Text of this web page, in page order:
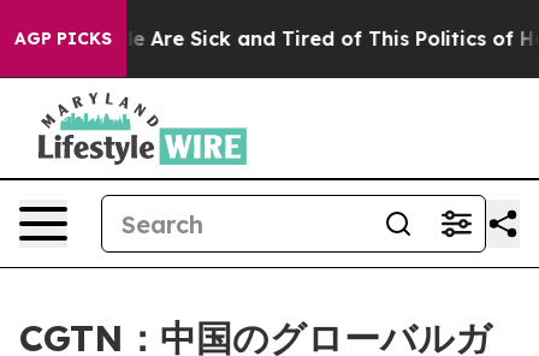
AGP PICKS
“People Are Sick and Tired of This Politics of
CGTN：中国のグローバルガ